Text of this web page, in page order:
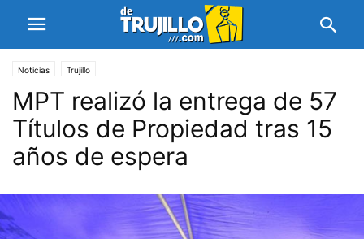
Noticias Trujillo
MPT realizó la entrega de 57
Títulos de Propiedad tras 15
años de espera